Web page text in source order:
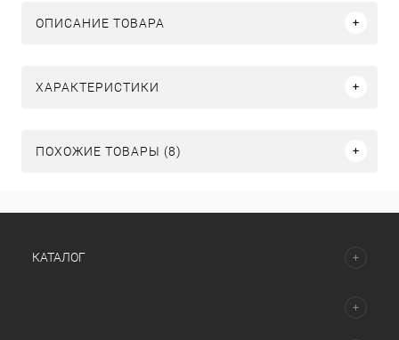
ОПИСАНИЕ ТОВАРА
ХАРАКТЕРИСТИКИ
ПОХОЖИЕ ТОВАРЫ (8)
КАТАЛОГ